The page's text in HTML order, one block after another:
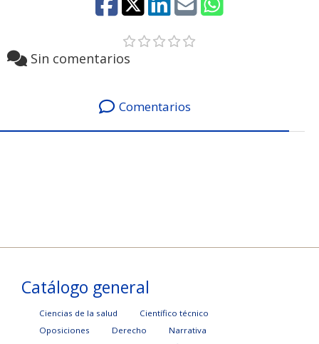
Sin comentarios
Comentarios
Catálogo general
Ciencias de la salud
Científico técnico
Oposiciones
Derecho
Narrativa